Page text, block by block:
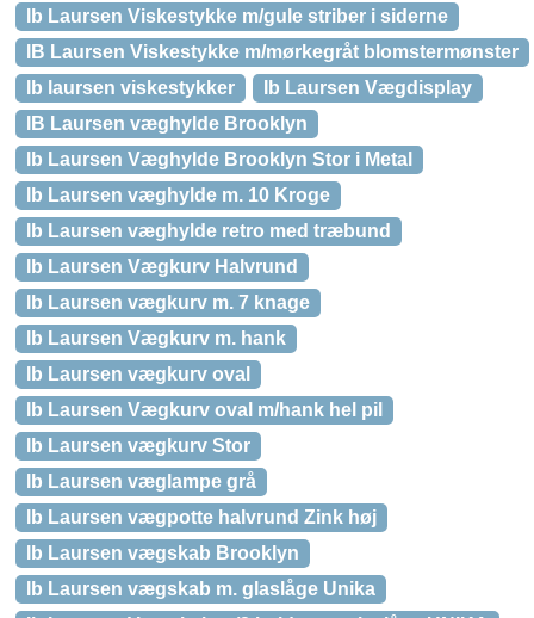
Ib Laursen Viskestykke m/gule striber i siderne
IB Laursen Viskestykke m/mørkegråt blomstermønster
Ib laursen viskestykker
Ib Laursen Vægdisplay
IB Laursen væghylde Brooklyn
Ib Laursen Væghylde Brooklyn Stor i Metal
Ib Laursen væghylde m. 10 Kroge
Ib Laursen væghylde retro med træbund
Ib Laursen Vægkurv Halvrund
Ib Laursen vægkurv m. 7 knage
Ib Laursen Vægkurv m. hank
Ib Laursen vægkurv oval
Ib Laursen Vægkurv oval m/hank hel pil
Ib Laursen vægkurv Stor
Ib Laursen væglampe grå
Ib Laursen vægpotte halvrund Zink høj
Ib Laursen vægskab Brooklyn
Ib Laursen vægskab m. glaslåge Unika